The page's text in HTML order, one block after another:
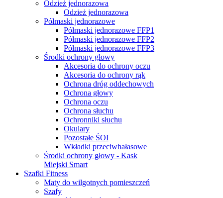
Odzież jednorazowa
Odzież jednorazowa
Półmaski jednorazowe
Półmaski jednorazowe FFP1
Półmaski jednorazowe FFP2
Półmaski jednorazowe FFP3
Środki ochrony głowy
Akcesoria do ochrony oczu
Akcesoria do ochrony rąk
Ochrona dróg oddechowych
Ochrona głowy
Ochrona oczu
Ochrona słuchu
Ochronniki słuchu
Okulary
Pozostałe ŚOI
Wkładki przeciwhałasowe
Środki ochrony głowy - Kask
Miejski Smart
Szafki Fitness
Maty do wilgotnych pomieszczeń
Szafy